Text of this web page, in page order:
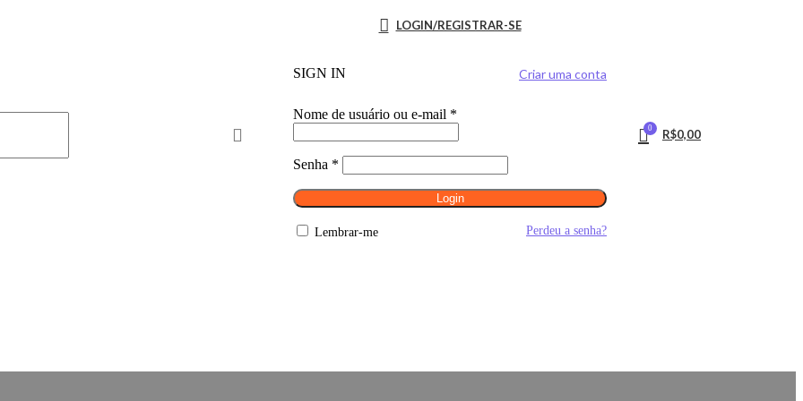
LOGIN/REGISTRAR-SE
SIGN IN Criar uma conta
Nome de usuário ou e-mail *
Senha *
Login
Perdeu a senha?
Lembrar-me
0 R$0,00